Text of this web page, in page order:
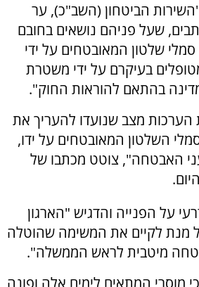
הביטחון (השב"כ), ער
שעל פניהם נושאים בחובם
שלטון המאובטחים על ידי
בעיקרם על ידי משטרת
בהתאם להוראות החוק".
מצב שנועדו להעריך את
השלטון המאובטחים על ידו,
האבטחה", צוטט מכתבו של
על הפנייה והדגיש "הארגון
מנת לקיים את המשימה שהוטלה
מיטבית לראש הממשלה".